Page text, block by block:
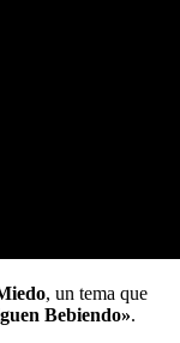
, un tema que
Bebiendo».